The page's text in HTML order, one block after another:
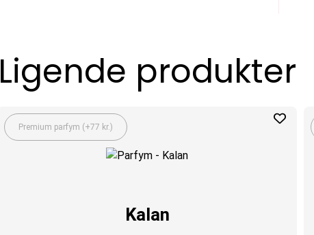
Ligende produkter
Premium parfym (+77 kr.)
Kalan